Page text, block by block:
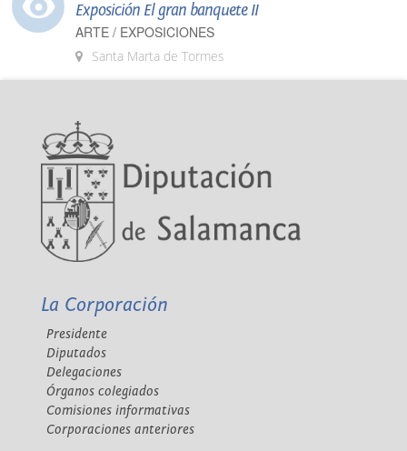
Exposición El gran banquete II
ARTE / EXPOSICIONES
Santa Marta de Tormes
La Corporación
Presidente
Diputados
Delegaciones
Órganos colegiados
Comisiones informativas
Corporaciones anteriores